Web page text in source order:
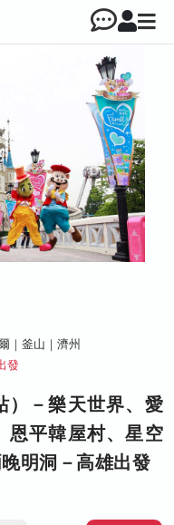
｜釜山｜濟州
發
）－樂天世界、愛
恩平韓屋村、星空
明洞－高雄出發